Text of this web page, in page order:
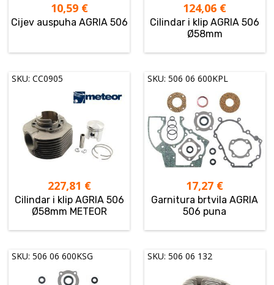
10,59 €
Cijev auspuha AGRIA 506
124,06 €
Cilindar i klip AGRIA 506
Ø58mm
SKU: CC0905
227,81 €
Cilindar i klip AGRIA 506
Ø58mm METEOR
SKU: 506 06 600KPL
17,27 €
Garnitura brtvila AGRIA
506 puna
SKU: 506 06 600KSG SKU: 506 06 132